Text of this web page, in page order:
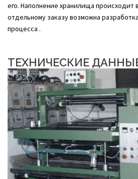
его. Наполнение хранилища происходит
отдельному заказу возможна
процесса .
ТЕХНИЧЕСКИЕ